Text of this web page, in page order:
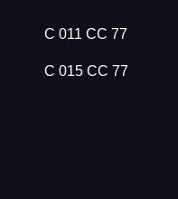
С 011 СС 77
С 015 СС 77